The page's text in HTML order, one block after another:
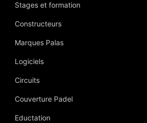
Stages et formation
Constructeurs
Marques Palas
Logiciels
Circuits
Couverture Padel
Eductation